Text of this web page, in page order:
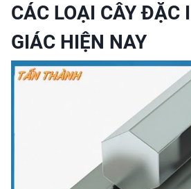
CÁC LOẠI CÂY ĐẶC
GIÁC HIỆN NAY